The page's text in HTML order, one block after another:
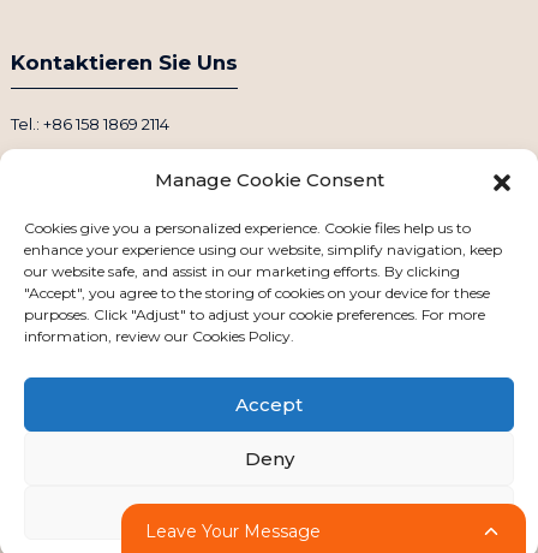
Kontaktieren Sie Uns
Tel.: +86 158 1869 2114
E-Mail: info@ansixtech.com
Skype: Stephenhuang2010
WhatsApp: +86 13530645990
Adresse: Gebäude F, Industriegebiet Guanlan Weiyecheng, Bezirk
Longhua, Shenzhen, China
Leave Your Message
Manage Cookie Consent
Cookies give you a personalized experience. Cookie files help us to
enhance your experience using our website, simplify navigation, keep
our website safe, and assist in our marketing efforts. By clicking
"Accept", you agree to the storing of cookies on your device for these
purposes. Click "Adjust" to adjust your cookie preferences. For more
information, review our Cookies Policy.
Accept
Deny